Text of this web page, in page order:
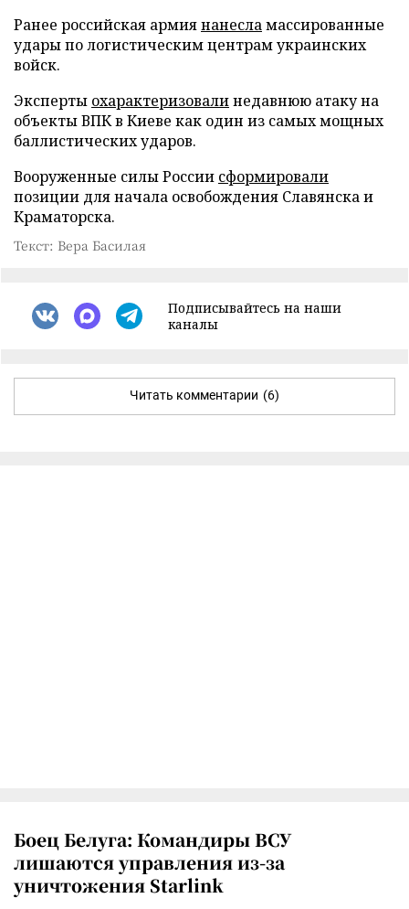
Ранее российская армиянанесламассированные
удары по логистическим центрам украинских
войск.
Эксперты охарактеризовалинедавнюю атаку на
объекты ВПК в Киеве как один из самых мощных
баллистических ударов.
Вооруженные силы России сформировали
позиции для начала освобождения Славянска и
Краматорска.
Текст: Вера Басилая
Подписывайтесь на наши
каналы
Читать комментарии (6)
Боец Белуга: Командиры ВСУ
лишаются управления из-за
уничтожения Starlink